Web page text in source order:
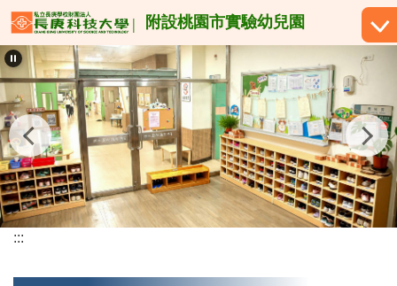
跳
到
主
要
內
容
區
附設桃園市實驗幼兒園
:::